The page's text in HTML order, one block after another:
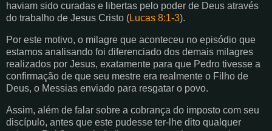
haviam sido curadas e libertas pelo poder de Deus através
do trabalho de Jesus Cristo (Lucas 8:1-3).
Por este motivo, o milagre que aconteceu no episódio que
estamos analisando foi diferenciado dos demais milagres
realizados por Jesus, exatamente para que Pedro tivesse a
confirmação de que seu mestre era realmente o Filho de
Deus, o Messias enviado para resgatar o povo.
Assim, além de falar sobre a cobrança do imposto com seu
discípulo, antes que este pudesse ter-lhe dito qualquer